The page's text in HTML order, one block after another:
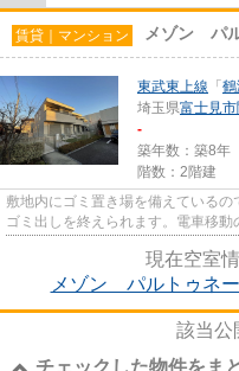
賃貸｜マンション メゾン パ
東武東上線 「
埼玉県富士見市
-
築年数：築8年
階数：2階建
敷地内にゴミ置き場を備えている
ゴミ出しを終えられます。電車移
現在空室
メゾン パルトゥネ
該当公
チェックした物件をま